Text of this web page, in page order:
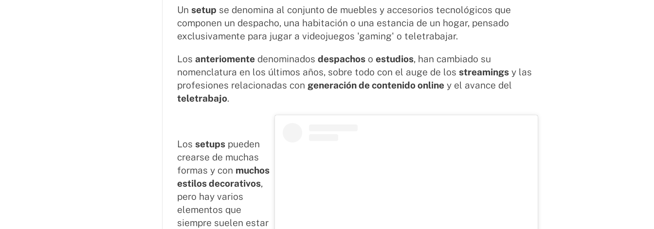
Unsetup se denomina al conjunto de muebles y accesorios tecnológicos que
componen un despacho, una habitación o una estancia de un hogar, pensado
exclusivamente para jugar a videojuegos 'gaming' o teletrabajar.
Losanteriomente denominadosdespachos oestudios, han cambiado su
nomenclatura en los últimos años, sobre todo con el auge de losstreamings y las
profesiones relacionadas con generación de contenido online y el avance del
teletrabajo.
Lossetups pueden
crearse de muchas
formas y con muchos
estilos decorativos,
pero hay varios
elementos que
siempre suelen estar